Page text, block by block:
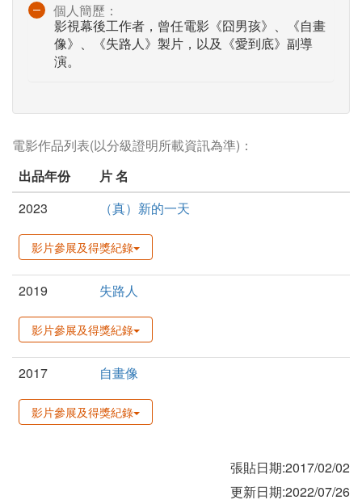
個人簡歷：
影視幕後工作者，曾任電影《囧男孩》、《自畫
像》、《失路人》製片，以及《愛到底》副導
演。
電影作品列表(以分級證明所載資訊為準)：
出品年份
片 名
2023
（真）新的一天
影片參展及得獎紀錄
2019 失路人
影片參展及得獎紀錄
2017 自畫像
影片參展及得獎紀錄
張貼日期:2017/02/02
更新日期:2022/07/26